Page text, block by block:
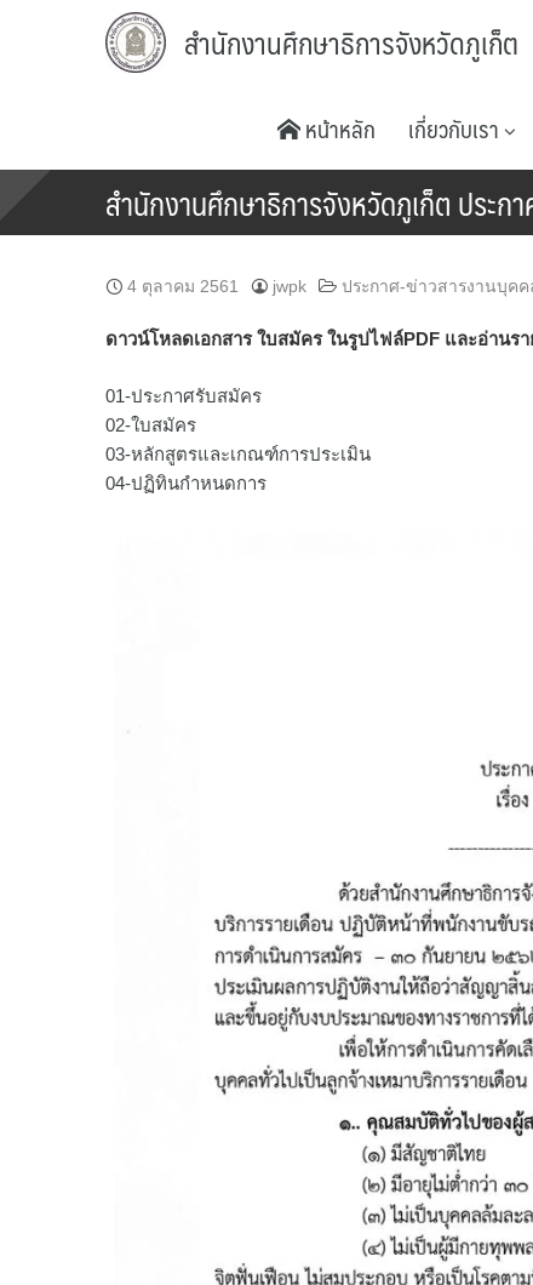
สำนักงานศึกษาธิการจังหวัดภูเก็ต
หน้าหลัก เกี่ยวกับเรา
สำนักงานศึกษาธิการจังหวัดภูเก็ต ประ
4 ตุลาคม 2561 jwpk ประกาศ-ข่าวสารงานบุคค
ดาวน์โหลดเอกสาร ใบสมัคร ในรูปไฟล์PDF และอ่านร
01-ประกาศรับสมัคร
02-ใบสมัคร
03-หลักสูตรและเกณฑ์การประเมิน
04-ปฏิทินกำหนดการ